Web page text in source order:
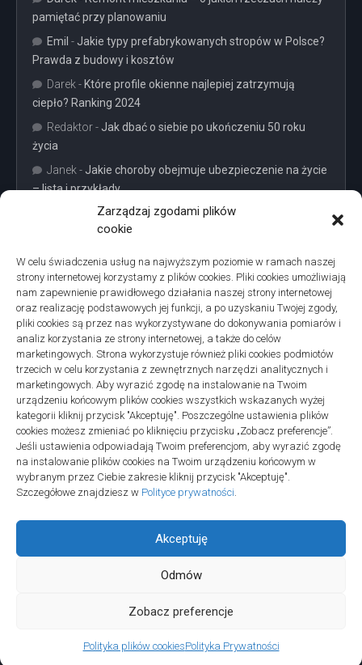
Zarządzaj zgodami plików
cookie
W celu świadczenia usług na najwyższym poziomie w ramach naszej
strony internetowej korzystamy z plików cookies. Pliki cookies umożliwiają
nam zapewnienie prawidłowego działania naszej strony internetowej
oraz realizację podstawowych jej funkcji, a po uzyskaniu Twojej zgody,
pliki cookies są przez nas wykorzystywane do dokonywania pomiarów i
analiz korzystania ze strony internetowej, a także do celów
marketingowych. Strona wykorzystuje również pliki cookies podmiotów
trzecich w celu korzystania z zewnętrznych narzędzi analitycznych i
marketingowych. Aby wyrazić zgodę na instalowanie na Twoim
urządzeniu końcowym plików cookies wszystkich wskazanych wyżej
kategorii kliknij przycisk "Akceptuję". Poszczególne ustawienia plików
cookies możesz zmieniać po kliknięciu przycisku „Zobacz preferencje”.
Jeśli ustawienia odpowiadają Twoim preferencjom, aby wyrazić zgodę
na instalowanie plików cookies na Twoim urządzeniu końcowym w
wybranym przez Ciebie zakresie kliknij przycisk "Akceptuję".
Szczegółowe znajdziesz w Polityce prywatności.
Akceptuję
Odmów
Zobacz preferencje
Polityka plików cookiesPolityka Prywatności
pamiętać przy planowaniu
Emil - Jakie typy prefabrykowanych stropów w Polsce?
Prawda z budowy i kosztów
Darek - Które profile okienne najlepiej zatrzymują
ciepło? Ranking 2024
Redaktor- Jak dbać o siebie po ukończeniu 50 roku
życia
Janek - Jakie choroby obejmuje ubezpieczenie na życie
– lista i przykłady
Projekty domów Podkarpacie
linki z nap
Społeczność Edukacyjna © 2026. All Rights Reserved.